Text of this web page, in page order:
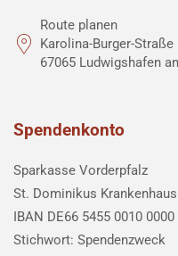
Route planen
Karolina-Burger-Straße
67065 Ludwigshafen
Spendenkonto
Sparkasse Vorderpfalz
St. Dominikus
IBAN DE66 5455 0010
Stichwort: Spendenzweck